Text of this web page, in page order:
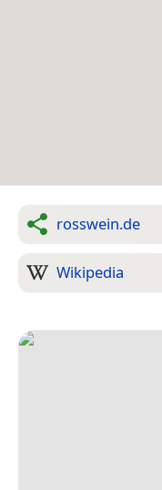
rosswein.de
Wikipedia